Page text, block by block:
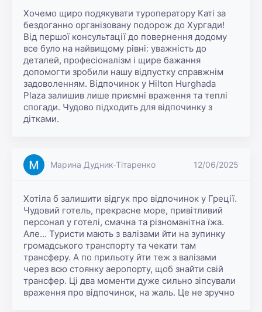
Хочемо щиро подякувати туроператору Каті за
бездоганно організовану подорож до Хургади!
Від першої консультації до повернення додому
все було на найвищому рівні: уважність до
деталей, професіоналізм і щире бажання
допомогти зробили нашу відпустку справжнім
задоволенням. Відпочинок у Hilton Hurghada
Plaza залишив лише приємні враження та теплі
спогади. Чудово підходить для відпочинку з
дітками.
Марина Дудник-Тітаренко 12/06/2025
Хотіла б залишити відгук про відпочинок у Греції.
Чудовий готель, прекрасне море, привітливий
персонал у готелі, смачна та різноманітна їжа.
Але... Туристи мають з валізами йти на зупинку
громадського транспорту та чекати там
трансферу. А по прильоту йти теж з валізами
через всю стоянку аеропорту, щоб знайти свій
трансфер. Ці два моменти дуже сильно зіпсували
враження про відпочинок, на жаль. Це не зручно